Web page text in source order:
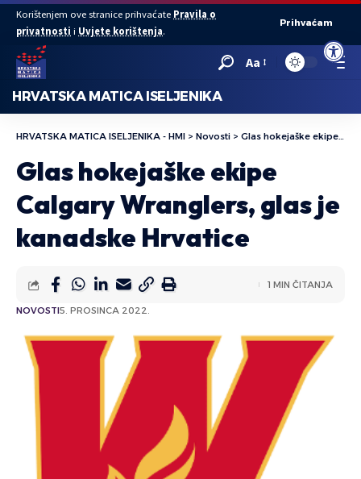
Open
Korištenjem ove stranice prihvaćate Pravila o
privatnosti i Uvjete korištenja.
Prihvaćam
Aa
HRVATSKA MATICA ISELJENIKA
HRVATSKA MATICA ISELJENIKA - HMI > Novosti > Glas hokejaške ekipe Calgary Wranglers, glas je kanadske Hrvatice
Glas hokejaške ekipe
Calgary Wranglers, glas je
kanadske Hrvatice
NOVOSTI5. PROSINCA 2022.
1 MIN ČITANJA